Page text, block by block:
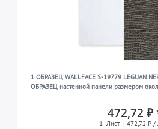
1 ОБРАЗЕЦ WALLFACE S-19779 LEGUAN
ОБРАЗЕЦ настенной панели размером
472,72 ₽
1 Лист | 472,72 ₽ /